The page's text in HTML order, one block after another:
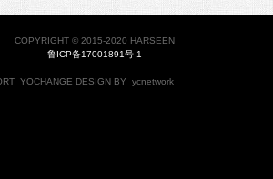
COPYRIGHT © 2015-2020 HARSEEN
鲁ICP备17001891号-1
YOCHANGE DESIGN BY ycnetwork